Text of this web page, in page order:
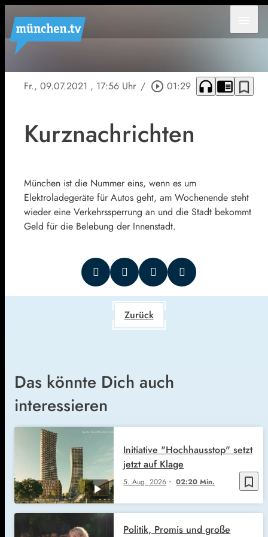
Fr., 09.07.2021 , 17:56 Uhr / play_circle_outline 01:29 headphones chrome_reader_mode bookmark_border
Kurznachrichten
München ist die Nummer eins, wenn es um
Elektroladegeräte für Autos geht, am Wochenende steht
wieder eine Verkehrssperrung an und die Stadt bekommt
Geld für die Belebung der Innenstadt.
Zurück
Das könnte Dich auch
interessieren
bookmark_border
5. Aug. 2026 02:20 Min.
Initiative "Hochhausstop" setzt
jetzt auf Klage
Politik, Promis und große